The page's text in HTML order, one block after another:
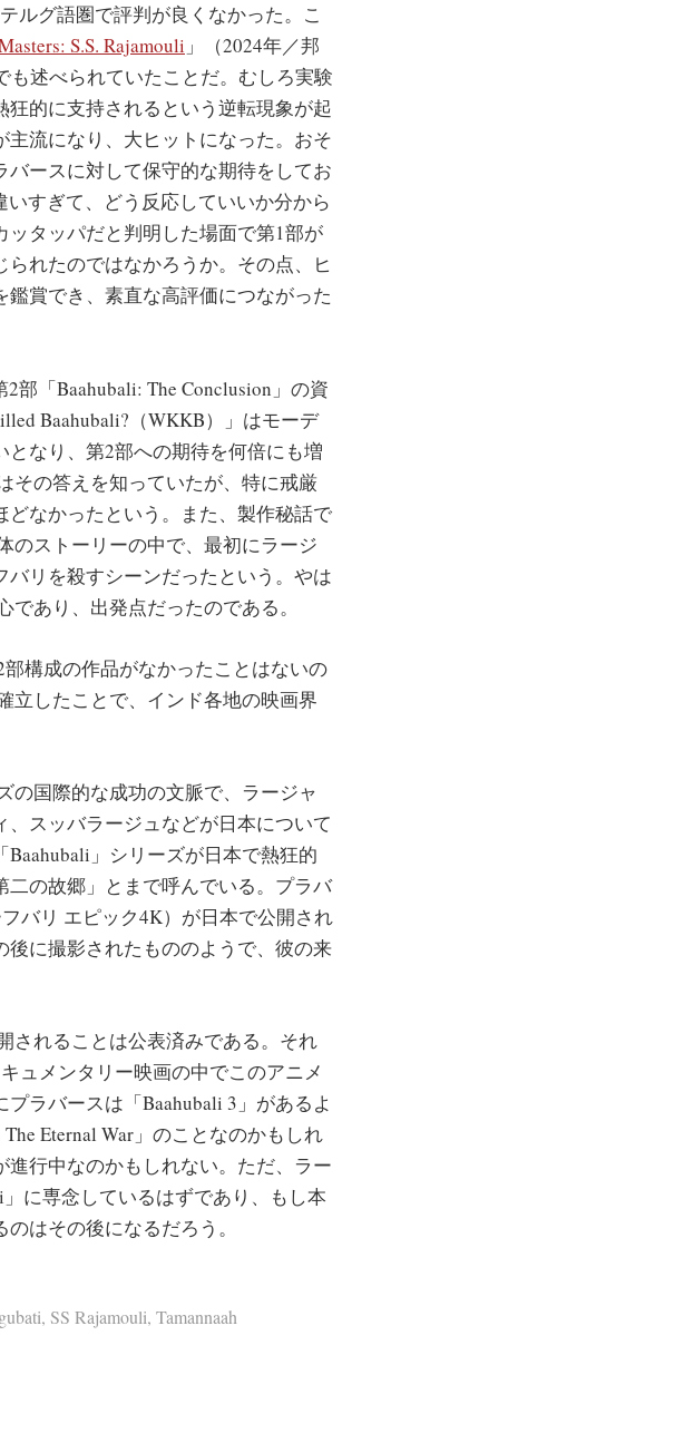
ルグ語圏で評判が良くなかった。こ
S.S. Rajamouli 」（2024年／邦
も述べられていたことだ。むしろ実験
的に支持されるという逆転現象が起
流になり、大ヒットになった。おそ
ースに対して保守的な期待をしてお
いすぎて、どう反応していいか分から
タッパだと判明した場面で第1部が
れたのではなかろうか。その点、ヒ
賞でき、素直な高評価につながった
部「Baahubali: The Conclusion」の資
Baahubali?（WKKB）」はモーデ
なり、第2部への期待を何倍にも増
その答えを知っていたが、特に戒厳
なかったという。また、製作秘話で
のストーリーの中で、最初にラージ
リを殺すシーンだったという。やは
あり、出発点だったのである。
構成の作品がなかったことはないの
立したことで、インド各地の映画界
の国際的な成功の文脈で、ラージャ
スッバラージュなどが日本について
」シリーズが日本で熱狂的
の故郷」とまで呼んでいる。プラバ
バリ エピック4K）が日本で公開され
に撮影されたもののようで、彼の来
されることは公表済みである。それ
ュメンタリー映画の中でこのアニメ
ラバースは「Baahubali 3」があるよ
Eternal War」のことなのかもしれ
行中なのかもしれない。ただ、ラー
に専念しているはずであり、もし本
はその後になるだろう。
, SS Rajamouli, Tamannaah